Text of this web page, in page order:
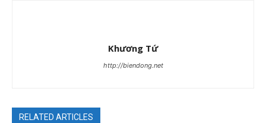
Khương Tứ
http://biendong.net
RELATED ARTICLES